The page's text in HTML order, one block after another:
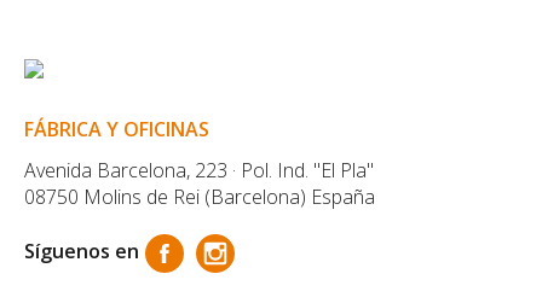
FÁBRICA Y OFICINAS
Avenida Barcelona, 223 · Pol. Ind. "El Pla"
08750 Molins de Rei (Barcelona) España
Síguenos en